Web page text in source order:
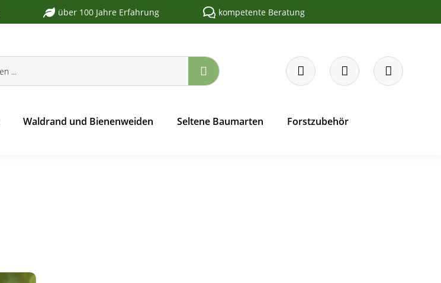
über 100 Jahre Erfahrung kompetente Beratung
Waldrand und Bienenweiden Seltene Baumarten Forstzubehör